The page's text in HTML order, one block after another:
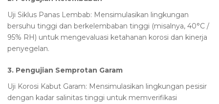
Uji Siklus Panas Lembab: Mensimulasikan lingkungan
bersuhu tinggi dan berkelembaban tinggi (misalnya, 40°C /
95% RH) untuk mengevaluasi ketahanan korosi dan kinerja
penyegelan.
3. Pengujian Semprotan Garam
Uji Korosi Kabut Garam: Mensimulasikan lingkungan pesisir
dengan kadar salinitas tinggi untuk memverifikasi